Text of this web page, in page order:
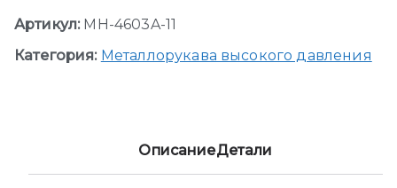
Артикул: MH-4603A-11
Категория: Металлорукава высокого давления
ОписаниеДетали